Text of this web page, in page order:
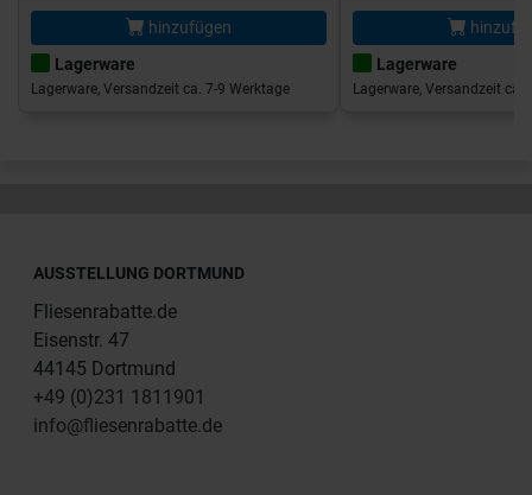
hinzufügen
Lagerware
Lagerware, Versandzeit ca. 7-9 Werktage
Lagerware
Lagerware, Versandzeit ca.
AUSSTELLUNG DORTMUND
Fliesenrabatte.de
Eisenstr. 47
44145 Dortmund
+49 (0)231 1811901
info@fliesenrabatte.de